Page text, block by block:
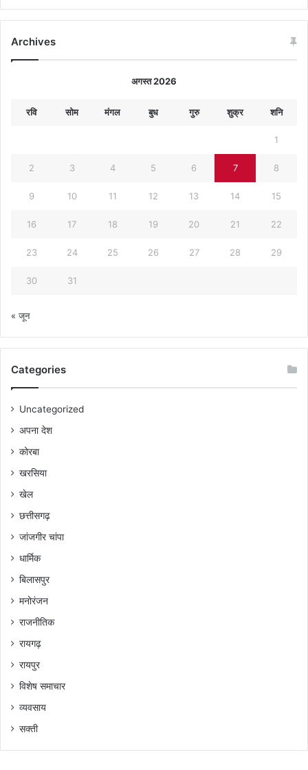
Archives
अगस्त 2026
रवि सोम मंगल बुध गुरु शुक्र शनि
1
2 3 4 5 6 7 8
9 10 11 12 13 14 15
16 17 18 19 20 21 22
23 24 25 26 27 28 29
30 31
« जून
Categories
Uncategorized
अपना देश
कोरबा
खरसिया
खेल
छत्तीसगढ़
जांजगीर चांपा
धार्मिक
बिलासपुर
मनोरंजन
राजनीतिक
रायगढ़
रायपुर
विशेष समाचार
व्यवसाय
सक्ती